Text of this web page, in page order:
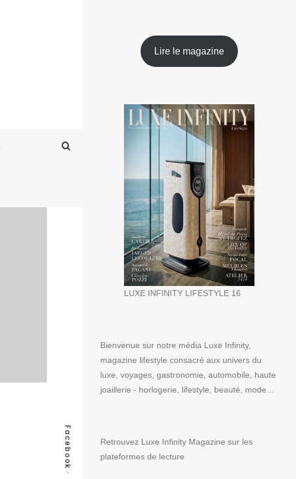
Facebook
Lire le magazine
LUXE INFINITY LIFESTYLE 16
Bienvenue sur notre média Luxe Infinity,
magazine lifestyle consacré aux univers du
luxe, voyages, gastronomie, automobile, haute
joaillerie - horlogerie, lifestyle, beauté, mode...
Retrouvez Luxe Infinity Magazine sur les
plateformes de lecture